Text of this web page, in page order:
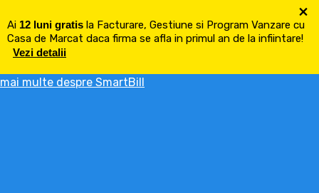
Ai 12 luni gratis la Facturare, Gestiune si Program Vanzare cu
Casa de Marcat daca firma se afla in primul an de la infiintare!
Vezi detalii
×
mai multe despre SmartBill